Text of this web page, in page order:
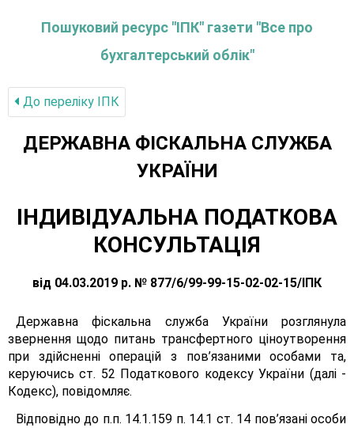
Пошуковий ресурс "ІПК" газети "Все про
бухгалтерський облік"
До переліку IПК
ДЕРЖАВНА ФІСКАЛЬНА СЛУЖБА
УКРАЇНИ
ІНДИВІДУАЛЬНА ПОДАТКОВА
КОНСУЛЬТАЦІЯ
від 04.03.2019 р. № 877/6/99-99-15-02-02-15/ІПК
Державна фіскальна служба України розглянула
звернення щодо питань трансфертного ціноутворення
при здійсненні операцій з пов’язаними особами та,
керуючись ст. 52 Податкового кодексу України (далі -
Кодекс), повідомляє.
Відповідно до п.п. 14.1.159 п. 14.1 ст. 14 пов’язані особи